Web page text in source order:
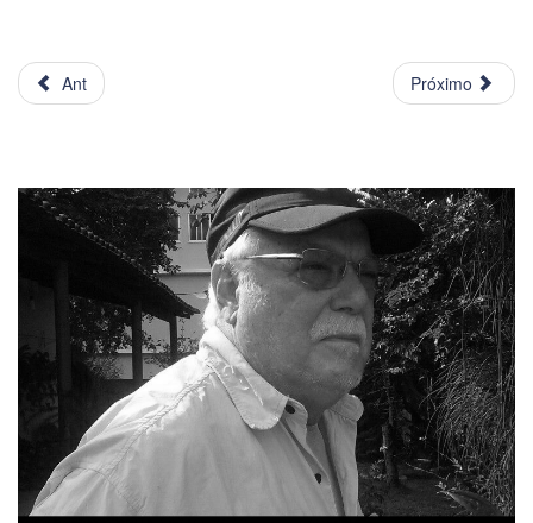
Ant Próximo